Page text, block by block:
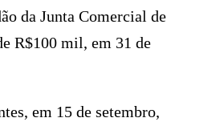
da Junta Comercial de
R$100 mil, em 31 de
em 15 de setembro,